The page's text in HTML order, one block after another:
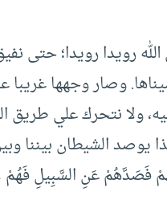
رويدا رويدا؛ حتى
وصار وجهها غريبا
ولا نتحرك علي طريق
يوصد الشيطان بيننا
فَصَدَّهُمْ عَنِ السَّبِيلِ فَهُمْ